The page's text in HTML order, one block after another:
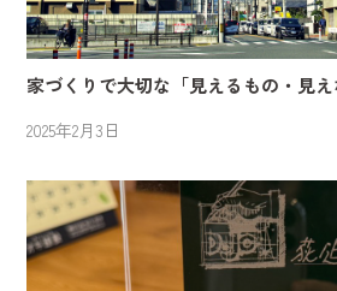
家づくりで大切な「見えるもの・見え
2025年2月3日